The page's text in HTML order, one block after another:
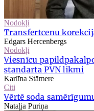
Nodokļi
Transfertcenu
Edgars Hercenbergs
Nodokļi
Viesnīcu
standarta PVN likmi
Karlīna Stāmere
Citi
Vērtē soda
Nataļja Puriņa